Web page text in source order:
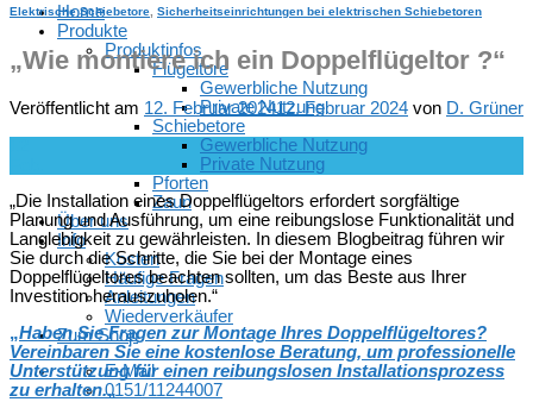
Home
Produkte
Produktinfos
Flügeltore
Gewerbliche Nutzung
Private Nutzung
Schiebetore
Gewerbliche Nutzung
Private Nutzung
Pforten
Zaun
Über uns
Info
Kosten
Häufige Fragen
Anleitungen
Wiederverkäufer
Zum Shop
E-Mail
0151/11244007
Elektrische Schiebetore Sicherheitseinrichtungen bei elektrischen Schiebetoren
„Wie montiere ich ein Doppelflügeltor ?“
Veröffentlicht am 12. Februar 202412. Februar 2024 von D. Grüner
„Die Installation eines Doppelflügeltors erfordert sorgfältige
Planung und Ausführung, um eine reibungslose Funktionalität und
Langlebigkeit zu gewährleisten. In diesem Blogbeitrag führen wir
Sie durch die Schritte, die Sie bei der Montage eines
Doppelflügeltores beachten sollten, um das Beste aus Ihrer
Investition herauszuholen.“
„Haben Sie Fragen zur Montage Ihres Doppelflügeltores?
Vereinbaren Sie eine kostenlose Beratung, um professionelle
Unterstützung für einen reibungslosen Installationsprozess
zu erhalten.„